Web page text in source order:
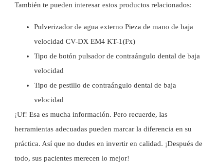
También te pueden interesar estos productos relacionados:
Pulverizador de agua externo Pieza de mano de baja
velocidad CV-DX EM4 KT-1(Fx)
Tipo de botón pulsador de contraángulo dental de baja
velocidad
Tipo de pestillo de contraángulo dental de baja
velocidad
¡Uf! Esa es mucha información. Pero recuerde, las
herramientas adecuadas pueden marcar la diferencia en su
práctica. Así que no dudes en invertir en calidad. ¡Después de
todo, sus pacientes merecen lo mejor!